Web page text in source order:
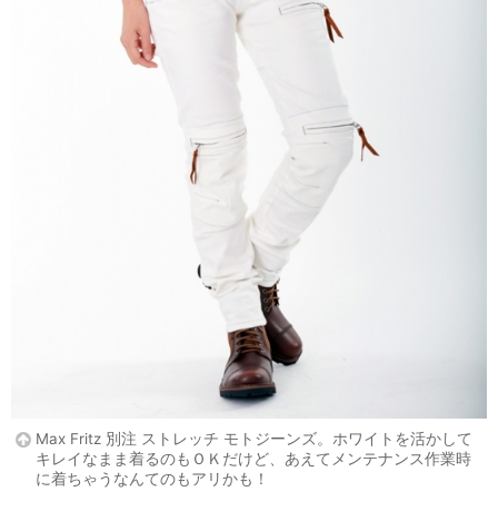
Max Fritz 別注 ストレッチ モトジーンズ。ホワイトを活かして
キレイなまま着るのもＯＫだけど、あえてメンテナンス作業時
に着ちゃうなんてのもアリかも！